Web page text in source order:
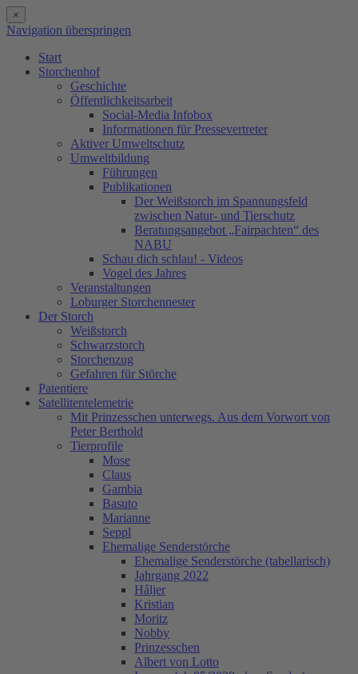
×
Navigation überspringen
Start
Storchenhof
Geschichte
Öffentlichkeitsarbeit
Social-Media Infobox
Informationen für Pressevertreter
Aktiver Umweltschutz
Umweltbildung
Führungen
Publikationen
Der Weißstorch im Spannungsfeld
zwischen Natur- und Tierschutz
Beratungsangebot „Fairpachten“ des
NABU
Schau dich schlau! - Videos
Vogel des Jahres
Veranstaltungen
Loburger Storchennester
Der Storch
Weißstorch
Schwarzstorch
Storchenzug
Gefahren für Störche
Patentiere
Satellitentelemetrie
Mit Prinzesschen unterwegs. Aus dem Vorwort von
Peter Berthold
Tierprofile
Mose
Claus
Gambia
Basuto
Marianne
Seppl
Ehemalige Senderstörche
Ehemalige Senderstörche (tabellarisch)
Jahrgang 2022
Håljer
Kristian
Moritz
Nobby
Prinzesschen
Albert von Lotto